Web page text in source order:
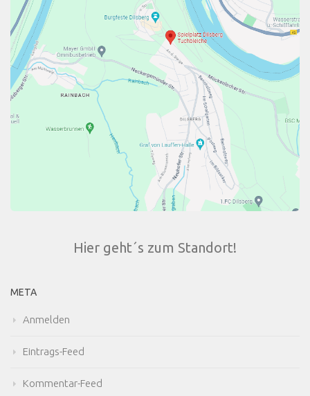
Hier geht´s zum Standort!
META
Anmelden
Eintrags-Feed
Kommentar-Feed